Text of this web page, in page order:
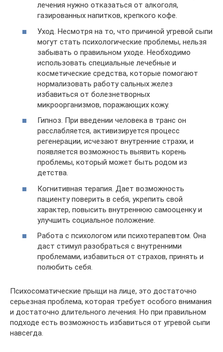
лечения нужно отказаться от алкоголя,
газированных напитков, крепкого кофе.
Уход. Несмотря на то, что причиной угревой сыпи
могут стать психологические проблемы, нельзя
забывать о правильном уходе. Необходимо
использовать специальные лечебные и
косметические средства, которые помогают
нормализовать работу сальных желез
избавиться от болезнетворных
микроорганизмов, поражающих кожу.
Гипноз. При введении человека в транс он
расслабляется, активизируется процесс
регенерации, исчезают внутренние страхи, и
появляется возможность выявить корень
проблемы, который может быть родом из
детства.
Когнитивная терапия. Дает возможность
пациенту поверить в себя, укрепить свой
характер, повысить внутреннюю самооценку и
улучшить социальное положение.
Работа с психологом или психотерапевтом. Она
даст стимул разобраться с внутренними
проблемами, избавиться от страхов, принять и
полюбить себя.
Психосоматические прыщи на лице, это достаточно
серьезная проблема, которая требует особого внимания
и достаточно длительного лечения. Но при правильном
подходе есть возможность избавиться от угревой сыпи
навсегда.